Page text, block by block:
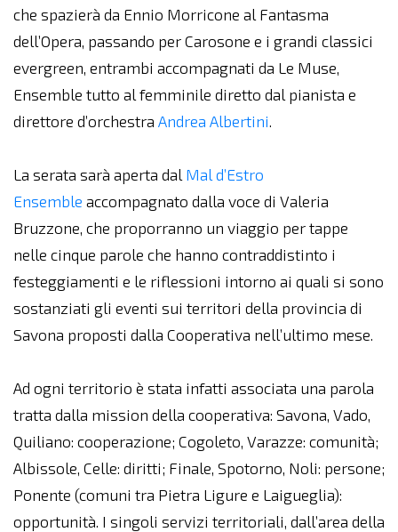
che spazierà da Ennio Morricone al Fantasma
dell’Opera, passando per Carosone e i grandi classici
evergreen, entrambi accompagnati da Le Muse,
Ensemble tutto al femminile diretto dal pianista e
direttore d’orchestra Andrea Albertini.
La serata sarà aperta dal Mal d’Estro
Ensemble accompagnato dalla voce di Valeria
Bruzzone, che proporranno un viaggio per tappe
nelle cinque parole che hanno contraddistinto i
festeggiamenti e le riflessioni intorno ai quali si sono
sostanziati gli eventi sui territori della provincia di
Savona proposti dalla Cooperativa nell’ultimo mese.
Ad ogni territorio è stata infatti associata una parola
tratta dalla mission della cooperativa: Savona, Vado,
Quiliano: cooperazione; Cogoleto, Varazze: comunità;
Albissole, Celle: diritti; Finale, Spotorno, Noli: persone;
Ponente (comuni tra Pietra Ligure e Laigueglia):
opportunità. I singoli servizi territoriali, dall’area della